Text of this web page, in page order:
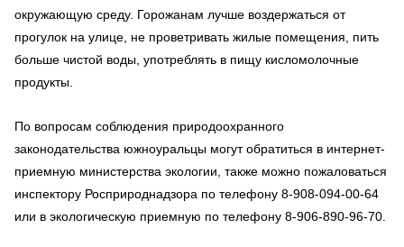
окружающую среду. Горожанам лучше воздержаться от
прогулок на улице, не проветривать жилые помещения, пить
больше чистой воды, употреблять в пищу кисломолочные
продукты.
По вопросам соблюдения природоохранного
законодательства южноуральцы могут обратиться в интернет-
приемную министерства экологии, также можно пожаловаться
инспектору Росприроднадзора по телефону 8-908-094-00-64
или в экологическую приемную по телефону 8-906-890-96-70.